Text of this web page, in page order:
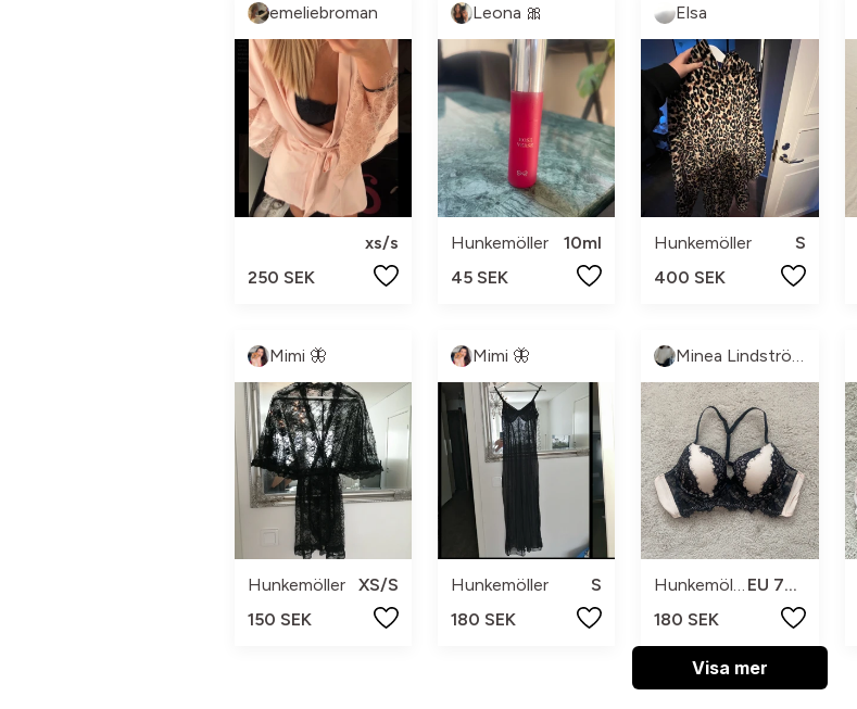
emeliebroman
xs/s
250 SEK
Leona 🎀
Hunkemöller
10ml
45 SEK
Elsa
Hunkemöller
S
400 SEK
Mimi 🦋
Hunkemöller
XS/S
150 SEK
Mimi 🦋
Hunkemöller
S
180 SEK
EU 70D
180 SEK
Visa mer